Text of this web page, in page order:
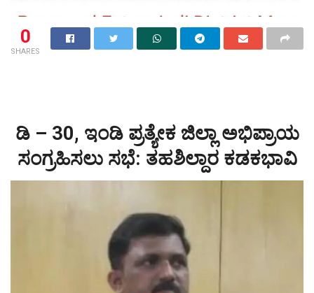
0
SHARES
ಡಿ – 30, ಇಂಡಿ ಪ್ರತ್ಯೇಕ ಜಿಲ್ಲಾ ಅಭಿಪ್ರಾಯ
ಸಂಗ್ರಹಿಸಲು ಸಭೆ: ತಹಶಿಲ್ದಾರ ಕಡಕಭಾವಿ